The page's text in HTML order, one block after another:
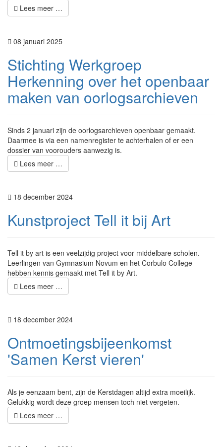
Lees meer …
08 januari 2025
Stichting Werkgroep
Herkenning over het openbaar
maken van oorlogsarchieven
Sinds 2 januari zijn de oorlogsarchieven openbaar gemaakt.
Daarmee is via een namenregister te achterhalen of er een
dossier van voorouders aanwezig is.
Lees meer …
18 december 2024
Kunstproject Tell it bij Art
Tell it by art is een veelzijdig project voor middelbare scholen.
Leerlingen van Gymnasium Novum en het Corbulo College
hebben kennis gemaakt met Tell it by Art.
Lees meer …
18 december 2024
Ontmoetingsbijeenkomst
'Samen Kerst vieren'
Als je eenzaam bent, zijn de Kerstdagen altijd extra moeilijk.
Gelukkig wordt deze groep mensen toch niet vergeten.
Lees meer …